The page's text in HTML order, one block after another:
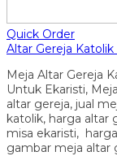
Quick Order
Altar Gereja
Meja Altar Gereja
Untuk Ekaristi,
altar gereja, jual
katolik, harga altar
misa ekaristi,
gambar meja altar